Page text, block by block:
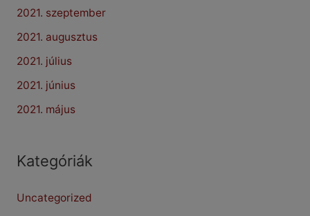
2021. szeptember
2021. augusztus
2021. július
2021. június
2021. május
Kategóriák
Uncategorized